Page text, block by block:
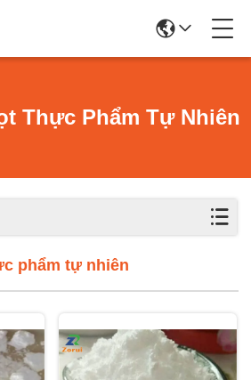
Thực Phẩm Tự Nhiên
phẩm tự nhiên